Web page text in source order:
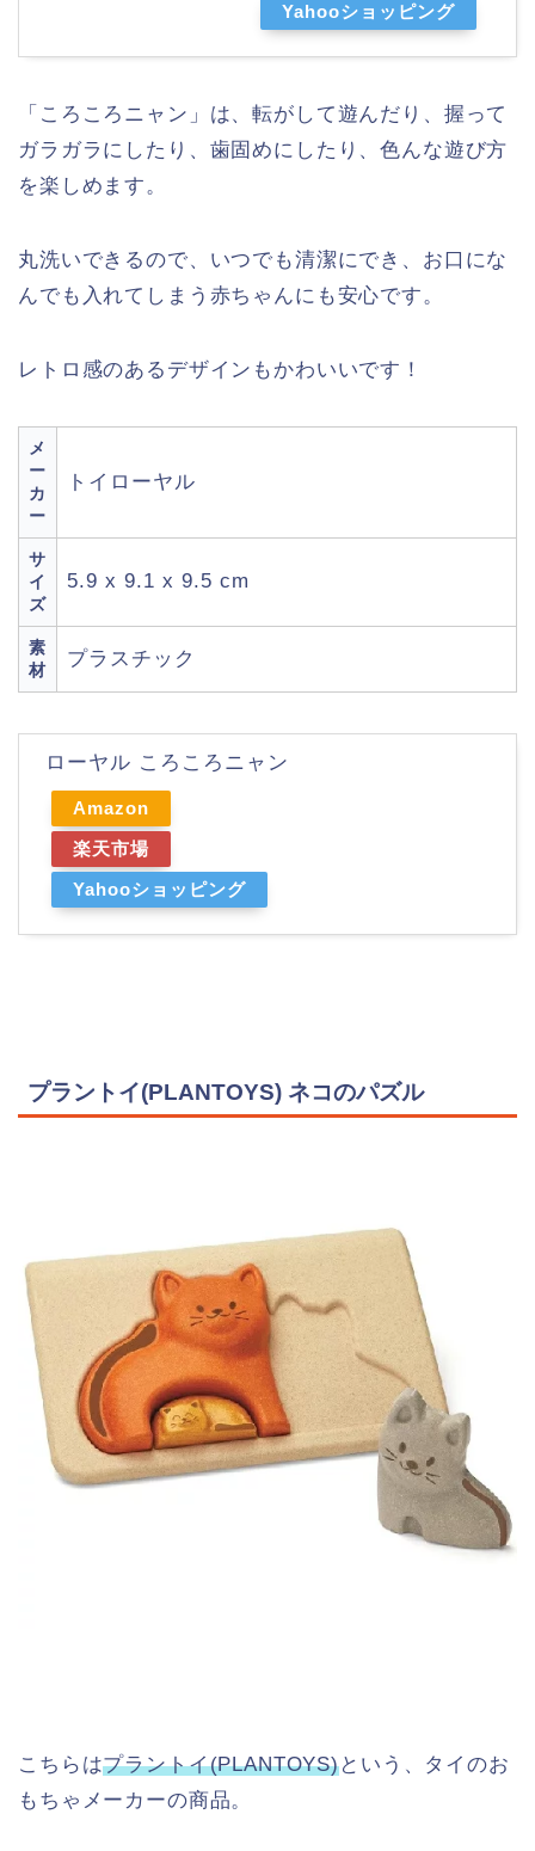
Yahooショッピング
「ころころニャン」は、転がして遊んだり、握って
ガラガラにしたり、歯固めにしたり、色んな遊び方
を楽しめます。
丸洗いできるので、いつでも清潔にでき、お口にな
んでも入れてしまう赤ちゃんにも安心です。
レトロ感のあるデザインもかわいいです！
メ
ー
カ
ー
トイローヤル
サ
イ
ズ
5.9 x 9.1 x 9.5 cm
素
材
プラスチック
ローヤル ころころニャン
Amazon
楽天市場
Yahooショッピング
プラントイ(PLANTOYS) ネコのパズル
こちらはプラントイ(PLANTOYS)という、タイのお
もちゃメーカーの商品。